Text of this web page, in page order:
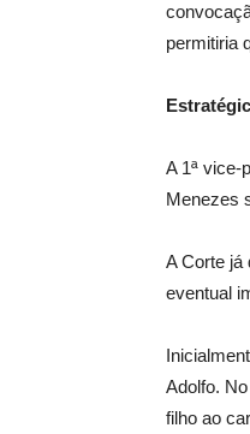
permitiria
A 1ª vice-
Menezes
A Corte já
eventual
Adolfo.
filho ao